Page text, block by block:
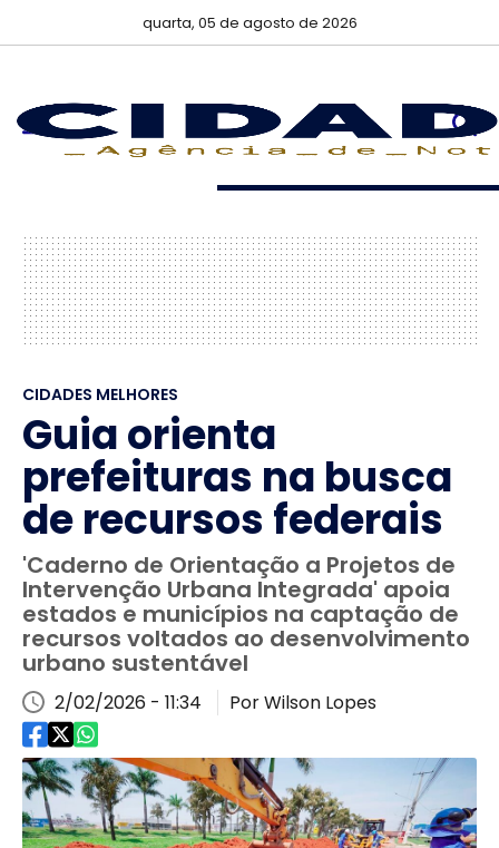
quarta, 05 de agosto de 2026
CIDADES MELHORES
Guia orienta
prefeituras na busca
de recursos federais
'Caderno de Orientação a Projetos de
Intervenção Urbana Integrada' apoia
estados e municípios na captação de
recursos voltados ao desenvolvimento
urbano sustentável
2/02/2026 - 11:34 Por Wilson Lopes